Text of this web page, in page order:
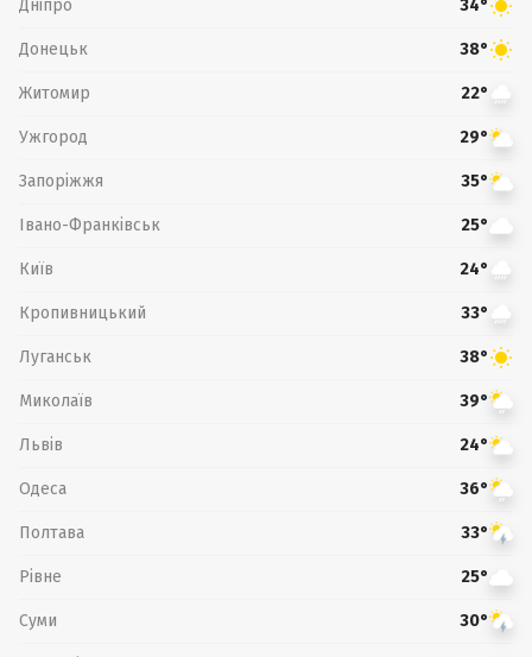
Дніпро 34°
Донецьк 38°
Житомир 22°
Ужгород 29°
Запоріжжя 35°
Івано-Франківськ 25°
Київ 24°
Кропивницький 33°
Луганськ 38°
Миколаїв 39°
Львів 24°
Одеса 36°
Полтава 33°
Рівне 25°
Суми 30°